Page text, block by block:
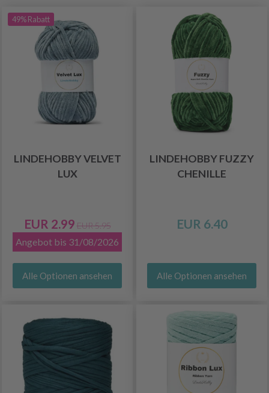
49% Rabatt
LINDEHOBBY VELVET
LUX
EUR 2.99 EUR 5.95
Angebot bis 31/08/2026
Alle Optionen ansehen
LINDEHOBBY FUZZY
CHENILLE
EUR 6.40
Alle Optionen ansehen